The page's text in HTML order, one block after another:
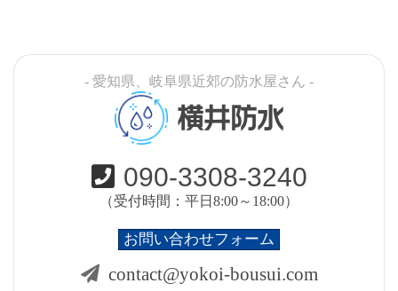
- 愛知県、岐阜県近郊の防水屋さん -
横井防水
090-3308-3240
（受付時間：平日8:00～18:00）
お問い合わせフォーム
contact@yokoi-bousui.com